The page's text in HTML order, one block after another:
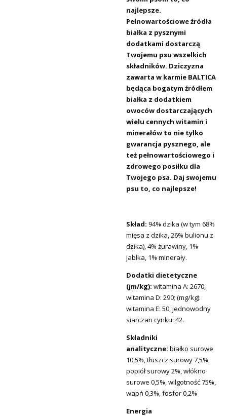
najlepsze.
Pełnowartościowe źródła
białka z pysznymi
dodatkami dostarczą
Twojemu psu wszelkich
składników. Dziczyzna
zawarta w karmie BALTICA
będąca bogatym źródłem
białka z dodatkiem
owoców dostarczających
wielu cennych witamin i
minerałów to nie tylko
gwarancja pysznego, ale
też pełnowartościowego i
zdrowego posiłku dla
Twojego psa. Daj swojemu
psu to, co najlepsze!
Skład: 94% dzika (w tym 68%
mięsa z dzika, 26% bulionu z
dzika), 4% żurawiny, 1%
jabłka, 1% minerały.
Dodatki dietetyczne
(jm/kg): witamina A: 2670,
witamina D: 290; (mg/kg):
witamina E: 50, jednowodny
siarczan cynku: 42.
Składniki
analityczne: białko surowe
10,5%, tłuszcz surowy 7,5%,
popiół surowy 2%, włókno
surowe 0,5%, wilgotność 75%,
wapń 0,3%, fosfor 0,2%
Energia